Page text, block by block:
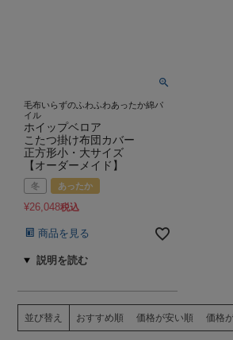
毛布いらずのふわふわあったか綿パ
イル
ホイップベロア
こたつ掛け布団カバー
正方形小・大サイズ
【オーダーメイド】
冬 あったか
¥26,048税込
商品を見る
並び替え おすすめ順 価格が安い順 価格